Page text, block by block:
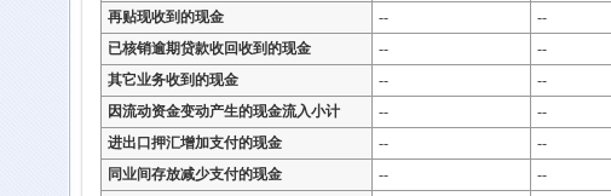
再贴现收到的现金
-- --
已核销逾期贷款收回收到的现金
-- --
其它业务收到的现金
-- --
因流动资金变动产生的现金流入小计
-- --
进出口押汇增加支付的现金
-- --
同业间存放减少支付的现金
-- --